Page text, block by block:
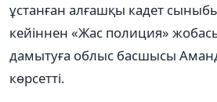
ұстанған алғашқы кадет
кейіннен «Жас полиция»
дамытуға облыс басшысы
көрсетті.